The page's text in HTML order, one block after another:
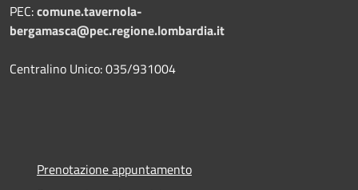
PEC:comune.tavernola-
bergamasca@pec.regione.lombardia.it
Centralino Unico: 035/931004
Prenotazione appuntamento